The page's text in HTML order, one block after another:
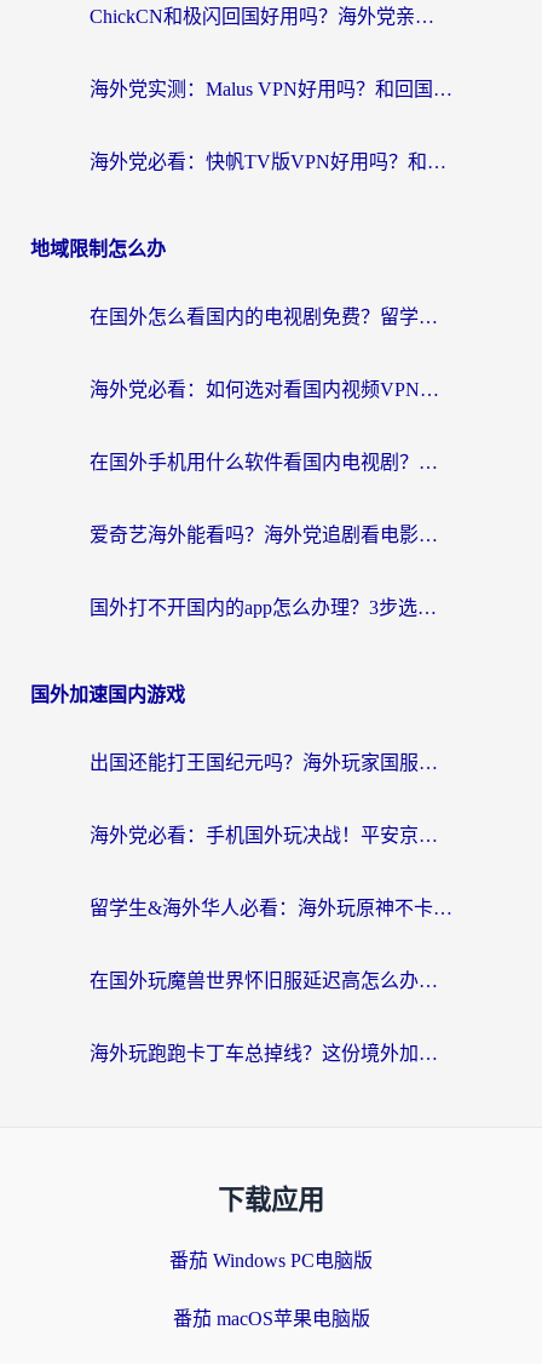
ChickCN和极闪回国好用吗？海外党亲测3款加速器，教你选对不踩坑
海外党实测：Malus VPN好用吗？和回国VPN对比哪个回国效果更好？附真实体验与加速器推荐
海外党必看：快帆TV版VPN好用吗？和豌豆IP VPN对比哪个回国效果更好？附真实体验与选择指南
地域限制怎么办
在国外怎么看国内的电视剧免费？留学生亲测有效的回国加速器选择指南
海外党必看：如何选对看国内视频VPN，轻松解决12123登录难题？
在国外手机用什么软件看国内电视剧？海外党亲测的实用指南
爱奇艺海外能看吗？海外党追剧看电影的终极回国加速器指南
国外打不开国内的app怎么办理？3步选对加速器，刷剧办业务都不愁
国外加速国内游戏
出国还能打王国纪元吗？海外玩家国服游戏畅玩终极指南
海外党必看：手机国外玩决战！平安京加速器推荐——解决延迟卡顿的终极方案
留学生&海外华人必看：海外玩原神不卡顿的秘密——原神加速器选择与使用全攻略
在国外玩魔兽世界怀旧服延迟高怎么办？老玩家亲测有效的加速器选择指南
海外玩跑跑卡丁车总掉线？这份境外加速指南帮你零延迟漂移！
下载应用
番茄 Windows PC电脑版
番茄 macOS苹果电脑版